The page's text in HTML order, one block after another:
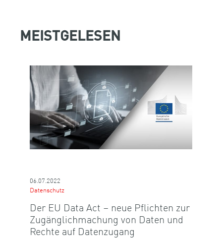
MEISTGELESEN
06.07.2022
Datenschutz
Der EU Data Act – neue Pflichten zur
Zugänglichmachung von Daten und
Rechte auf Datenzugang